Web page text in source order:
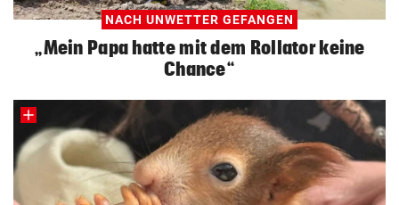
NACH UNWETTER GEFANGEN
„Mein Papa hatte mit dem Rollator keine
Chance“